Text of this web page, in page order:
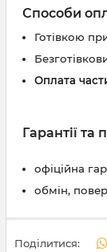
Способи
Готівкою
Оплата
Гарантії та
офіційна
обмін,
Поділитися: